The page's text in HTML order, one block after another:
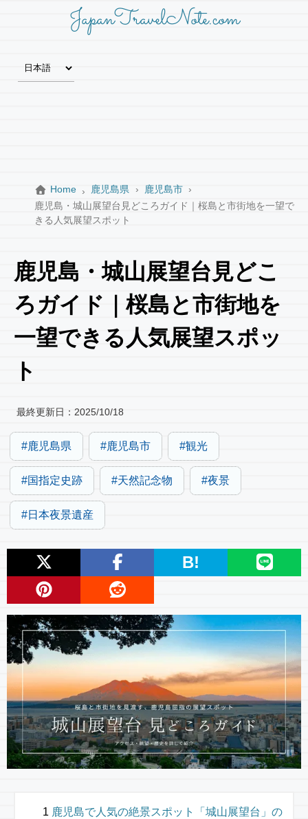
JapanTravelNote.com
Home 鹿児島県
鹿児島市
鹿児島・城山展望台見どころガイド｜桜島と市街地を一望で
きる人気展望スポット
鹿児島・城山展望台見どこ
ろガイド｜桜島と市街地を
一望できる人気展望スポッ
ト
最終更新日： 2025/10/18
鹿児島県 鹿児島市 観光
国指定史跡 天然記念物 夜景
日本夜景遺産
B!
鹿児島で人気の絶景スポット「城山展望台」の